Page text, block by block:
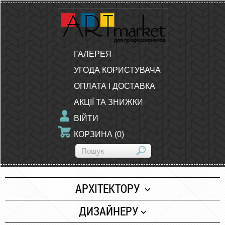
ГАЛЕРЕЯ
УГОДА КОРИСТУВАЧА
ОПЛАТА І ДОСТАВКА
АКЦІЇ ТА ЗНИЖКИ
ВІЙТИ
КОРЗИНА (0)
АРХІТЕКТОРУ
Папір
ДИЗАЙНЕРУ